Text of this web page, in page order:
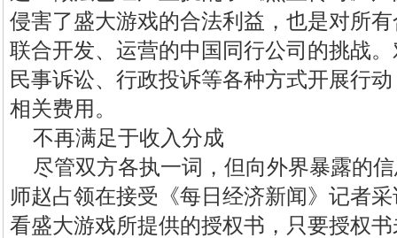
侵害了盛大游戏的合法利益，也是对所
联合开发、运营的中国同行公司的挑战
民事诉讼、行政投诉等各种方式开展行
相关费用。
不再满足于收入分成
尽管双方各执一词，但向外界暴露的
师赵占领在接受《每日经济新闻》记者
看盛大游戏所提供的授权书，只要授权